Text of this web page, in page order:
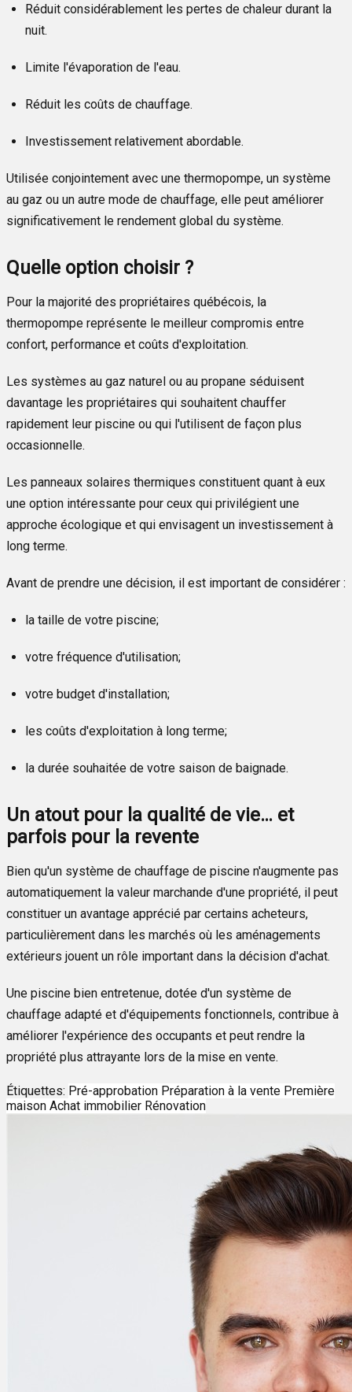
Réduit considérablement les pertes de chaleur durant la
nuit.
Limite l'évaporation de l'eau.
Réduit les coûts de chauffage.
Investissement relativement abordable.
Utilisée conjointement avec une thermopompe, un système
au gaz ou un autre mode de chauffage, elle peut améliorer
significativement le rendement global du système.
Quelle option choisir ?
Pour la majorité des propriétaires québécois, la
thermopompe représente le meilleur compromis entre
confort, performance et coûts d'exploitation.
Les systèmes au gaz naturel ou au propane séduisent
davantage les propriétaires qui souhaitent chauffer
rapidement leur piscine ou qui l'utilisent de façon plus
occasionnelle.
Les panneaux solaires thermiques constituent quant à eux
une option intéressante pour ceux qui privilégient une
approche écologique et qui envisagent un investissement à
long terme.
Avant de prendre une décision, il est important de considérer :
la taille de votre piscine;
votre fréquence d'utilisation;
votre budget d'installation;
les coûts d'exploitation à long terme;
la durée souhaitée de votre saison de baignade.
Un atout pour la qualité de vie… et
parfois pour la revente
Bien qu'un système de chauffage de piscine n'augmente pas
automatiquement la valeur marchande d'une propriété, il peut
constituer un avantage apprécié par certains acheteurs,
particulièrement dans les marchés où les aménagements
extérieurs jouent un rôle important dans la décision d'achat.
Une piscine bien entretenue, dotée d'un système de
chauffage adapté et d'équipements fonctionnels, contribue à
améliorer l'expérience des occupants et peut rendre la
propriété plus attrayante lors de la mise en vente.
Étiquettes: Pré-approbation Préparation à la vente Première
maison Achat immobilier Rénovation